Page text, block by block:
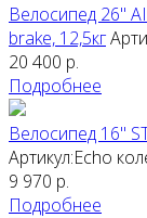
Велосипед 26"
brake, 12,5кг
20 400 р.
Подробнее
Велосипед 16"
Артикул:Echo
9 970 р.
Подробнее